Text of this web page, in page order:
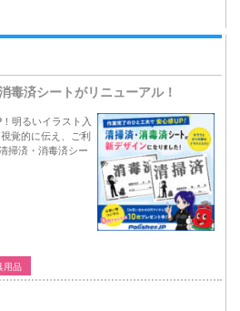
毒済シートがリニューアル！
明るいイラスト入
覚的に伝え、ご利
掃済・消毒済シー
用品